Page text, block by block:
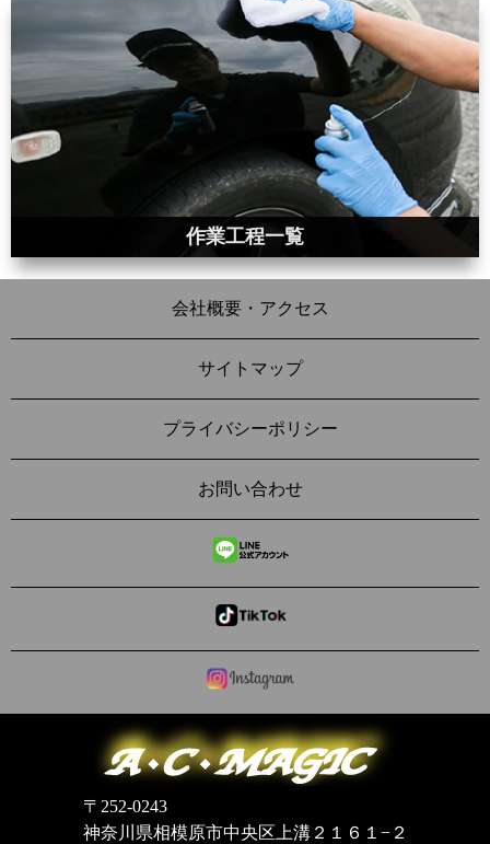
作業工程一覧
会社概要・アクセス
サイトマップ
プライバシーポリシー
お問い合わせ
〒252-0243
神奈川県相模原市中央区上溝２１６１−２